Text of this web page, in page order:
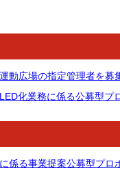
動広場の指定管理者を募
化業務に係る公募型プ
係る事業提案公募型プロ